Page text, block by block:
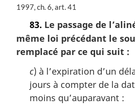
lN
e
m
1997, ch. 6, art. 41
83. Le passage de
même loi précédant le
remplacé par ce qui suit :
c) à l’expiration d’un
jours à compter de la
moins qu’auparavant :